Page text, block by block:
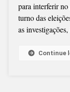
para interferir
turno das
as
Continue